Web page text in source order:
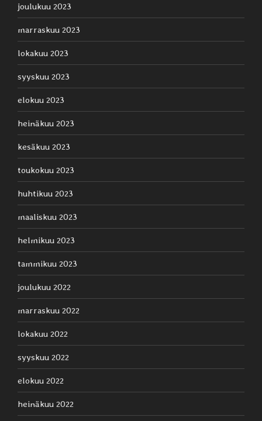
joulukuu 2023
marraskuu 2023
lokakuu 2023
syyskuu 2023
elokuu 2023
heinäkuu 2023
kesäkuu 2023
toukokuu 2023
huhtikuu 2023
maaliskuu 2023
helmikuu 2023
tammikuu 2023
joulukuu 2022
marraskuu 2022
lokakuu 2022
syyskuu 2022
elokuu 2022
heinäkuu 2022